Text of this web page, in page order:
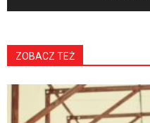
ZOBACZ TEŻ